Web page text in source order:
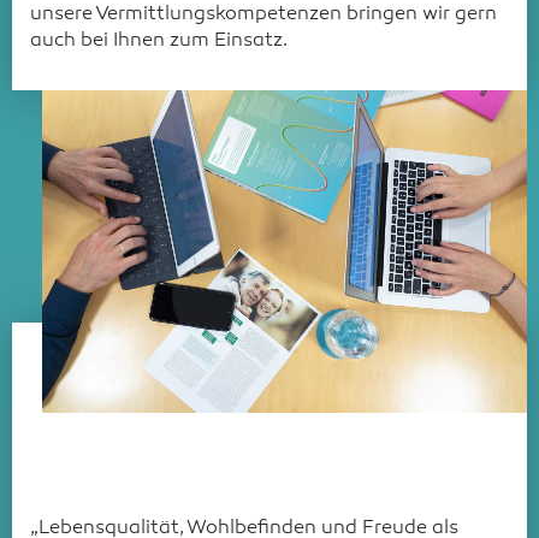
unsere Vermittlungskompetenzen bringen wir gern
auch bei Ihnen zum Einsatz.
„Lebensqualität, Wohlbefinden und Freude als